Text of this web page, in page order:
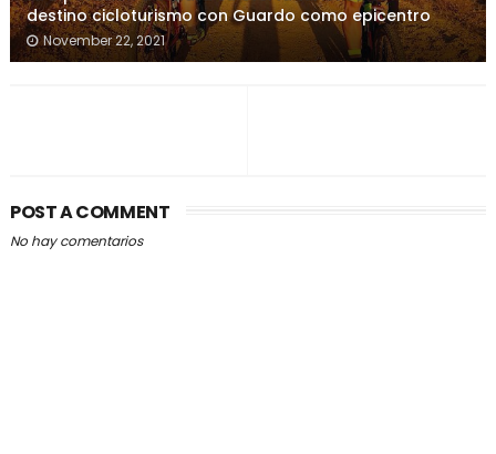
destino cicloturismo con Guardo como epicentro
November 22, 2021
POST A COMMENT
No hay comentarios